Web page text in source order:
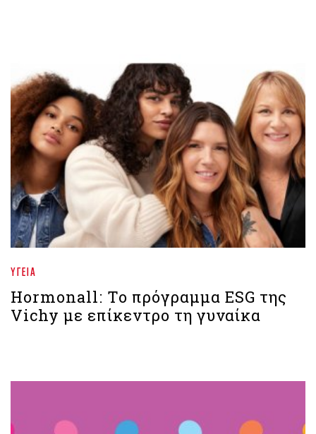
ΥΓΕΊΑ
Hormonall: Το πρόγραμμα ESG της
Vichy με επίκεντρο τη γυναίκα